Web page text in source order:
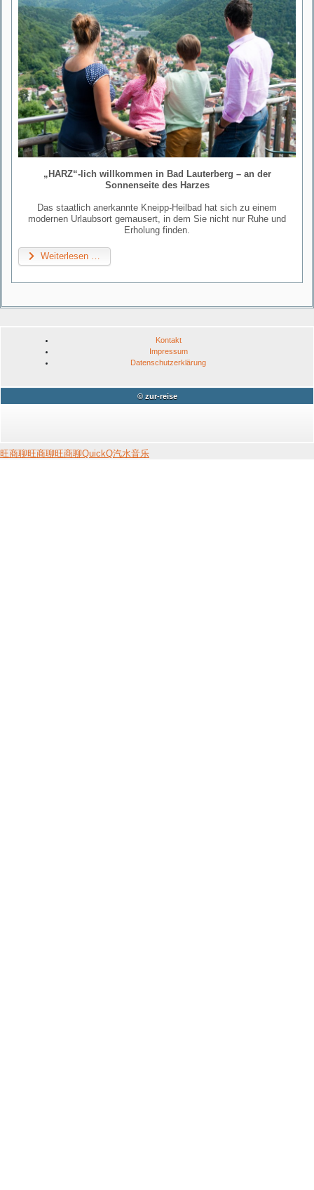
„HARZ“-lich willkommen in Bad Lauterberg – an der
Sonnenseite des Harzes
Das staatlich anerkannte Kneipp-Heilbad hat sich zu einem
modernen Urlaubsort gemausert, in dem Sie nicht nur Ruhe und
Erholung finden.
Weiterlesen …
Kontakt
Impressum
Datenschutzerklärung
© zur-reise
旺商聊旺商聊旺商聊QuickQ汽水音乐